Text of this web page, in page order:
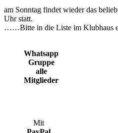
am Sonntag findet wieder das
Uhr statt.
……Bitte in die Liste im Klubhaus
Whatsapp
Gruppe
alle
Mitglieder
Mit